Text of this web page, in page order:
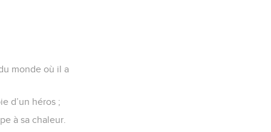
monde où il a
d’un héros ;
à sa chaleur.